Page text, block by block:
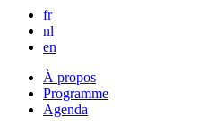
fr
nl
en
À propos
Programme
Agenda